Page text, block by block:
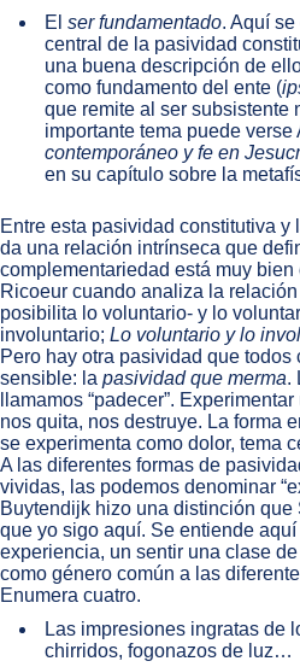
El ser fundamentado. Aquí
central de la pasividad
una buena descripción de
como fundamento del ente (
que remite al ser subsistente
importante tema puede verse
contemporáneo y fe en
en su capítulo sobre la
Entre esta pasividad constitutiva
da una relación intrínseca que
complementariedad está muy
Ricoeur cuando analiza la
posibilita lo voluntario- y lo
involuntario; Lo voluntario y lo
Pero hay otra pasividad que
sensible: la pasividad que merma.
llamamos “padecer”.
nos quita, nos destruye. La forma
se experimenta como dolor, tema
A las diferentes formas de
vividas, las podemos denominar
Buytendijk hizo una distinción
que yo sigo aquí. Se entiende
experiencia, un sentir una clase
como género común a las
Enumera cuatro.
Las impresiones ingratas de
chirridos, fogonazos de luz…